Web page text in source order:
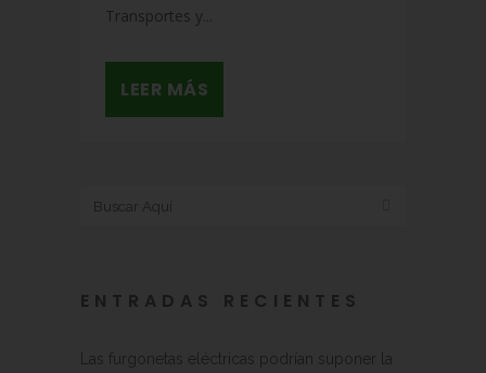
Transportes y...
LEER MÁS
ENTRADAS RECIENTES
Las furgonetas eléctricas podrían suponer la